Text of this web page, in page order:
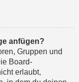
anfügen?
Gruppen und
Board-
erlaubt,